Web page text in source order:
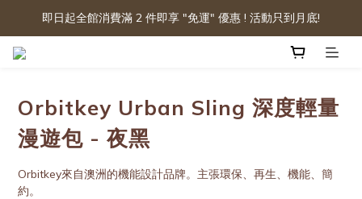
即日起全館消費滿 2 件即享 "免運" 優惠 ! 活動只到月底!
Orbitkey Urban Sling 深度輕量
漫遊包 - 夜黑
Orbitkey來自澳洲的機能設計品牌。主張環保、再生、機能、簡
約。